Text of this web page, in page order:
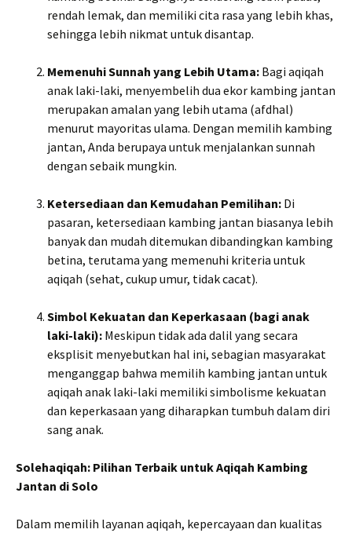
rendah lemak, dan memiliki cita rasa yang lebih khas,
sehingga lebih nikmat untuk disantap.
Memenuhi Sunnah yang Lebih Utama: Bagi aqiqah
anak laki-laki, menyembelih dua ekor kambing jantan
merupakan amalan yang lebih utama (afdhal)
menurut mayoritas ulama. Dengan memilih kambing
jantan, Anda berupaya untuk menjalankan sunnah
dengan sebaik mungkin.
Ketersediaan dan Kemudahan Pemilihan: Di
pasaran, ketersediaan kambing jantan biasanya lebih
banyak dan mudah ditemukan dibandingkan kambing
betina, terutama yang memenuhi kriteria untuk
aqiqah (sehat, cukup umur, tidak cacat).
Simbol Kekuatan dan Keperkasaan (bagi anak
laki-laki): Meskipun tidak ada dalil yang secara
eksplisit menyebutkan hal ini, sebagian masyarakat
menganggap bahwa memilih kambing jantan untuk
aqiqah anak laki-laki memiliki simbolisme kekuatan
dan keperkasaan yang diharapkan tumbuh dalam diri
sang anak.
Solehaqiqah: Pilihan Terbaik untuk Aqiqah Kambing
Jantan di Solo
Dalam memilih layanan aqiqah, kepercayaan dan kualitas